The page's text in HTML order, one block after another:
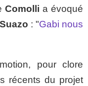
Comolli a évoqué
: "Gabi nous
pour clore
récents du projet